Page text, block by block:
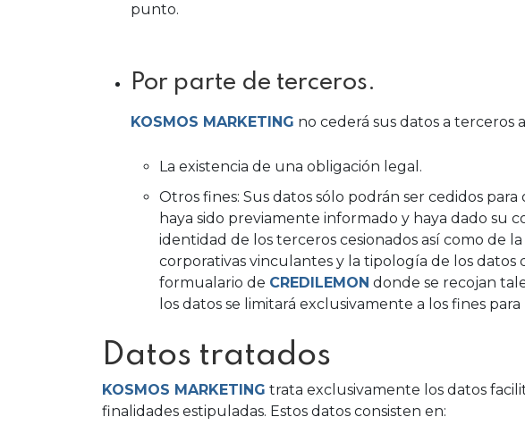
punto.
Por parte de terceros.
KOSMOS MARKETING no cederá sus datos a terceros
La existencia de una obligación legal.
Otros fines: Sus datos sólo podrán ser cedidos
haya sido previamente informado y haya dado su
identidad de los terceros cesionados así como de
corporativas vinculantes y la tipología de los
formualario de CREDILEMON donde se recojan
los datos se limitará exclusivamente a los fines
Datos tratados
KOSMOS MARKETING trata exclusivamente los datos
finalidades estipuladas. Estos datos consisten en: